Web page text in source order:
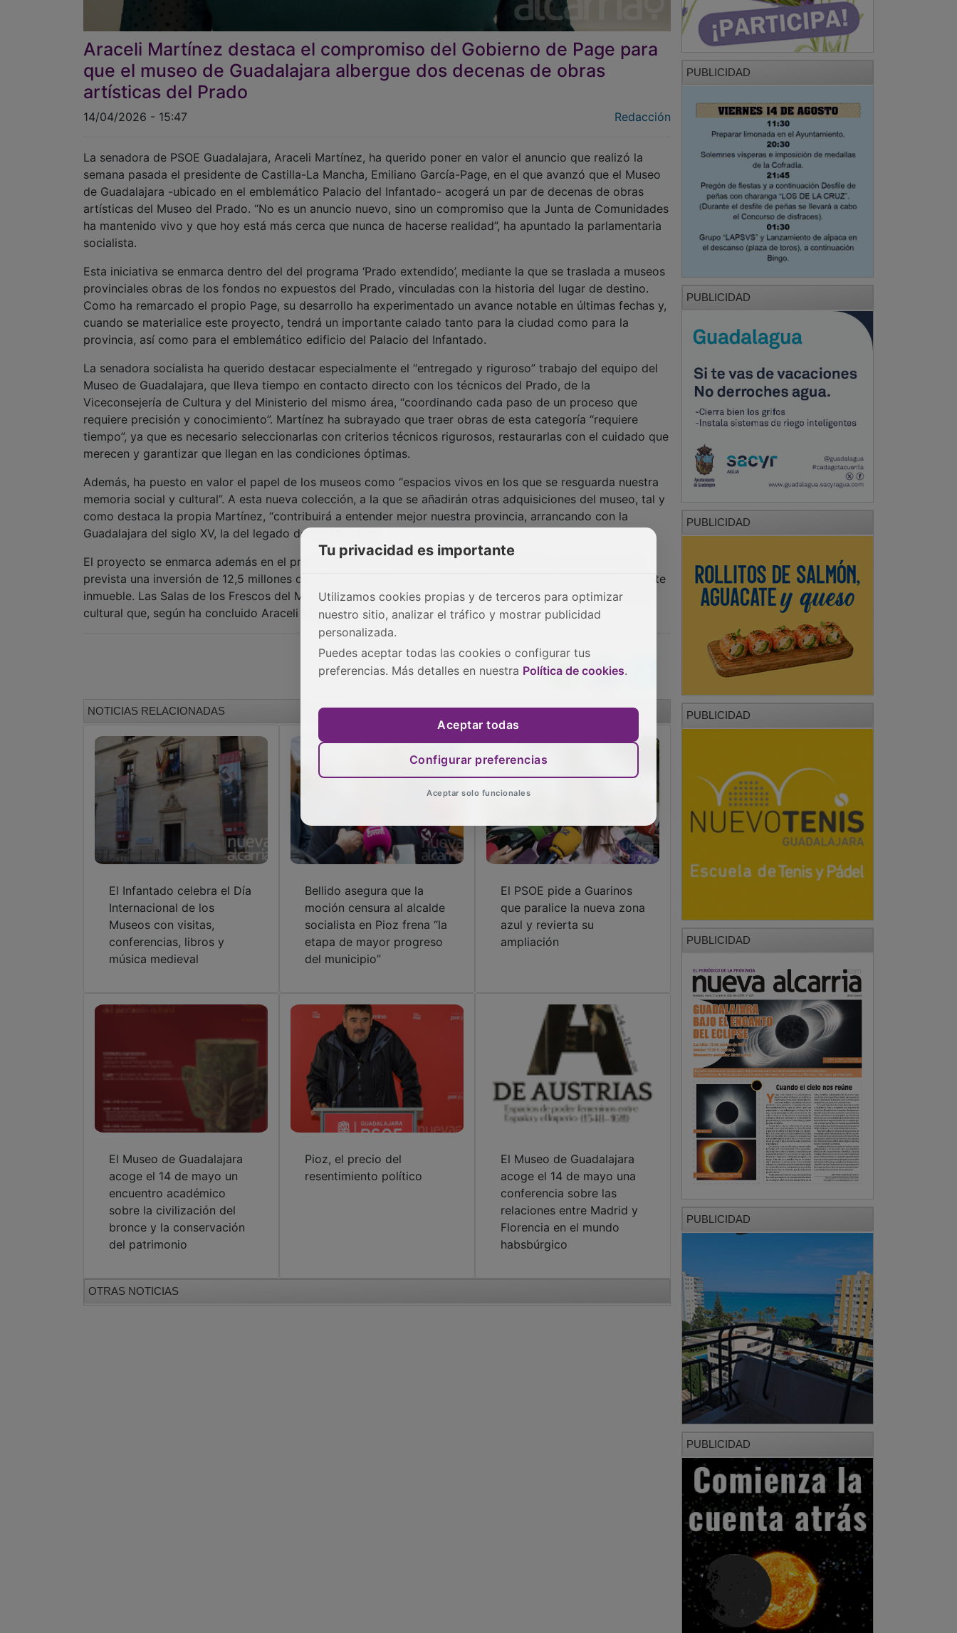
Araceli Martínez destaca el compromiso del Gobierno de Page para
que el museo de Guadalajara albergue dos decenas de obras
artísticas del Prado
14/04/2026 - 15:47 Redacción
La senadora de PSOE Guadalajara, Araceli Martínez, ha querido poner en valor el anuncio que realizó la
semana pasada el presidente de Castilla-La Mancha, Emiliano García-Page, en el que avanzó que el Museo
de Guadalajara -ubicado en el emblemático Palacio del Infantado- acogerá un par de decenas de obras
artísticas del Museo del Prado. “No es un anuncio nuevo, sino un compromiso que la Junta de Comunidades
ha mantenido vivo y que hoy está más cerca que nunca de hacerse realidad”, ha apuntado la parlamentaria
socialista.
Esta iniciativa se enmarca dentro del del programa ‘Prado extendido’, mediante la que se traslada a museos
provinciales obras de los fondos no expuestos del Prado, vinculadas con la historia del lugar de destino.
Como ha remarcado el propio Page, su desarrollo ha experimentado un avance notable en últimas fechas y,
cuando se materialice este proyecto, tendrá un importante calado tanto para la ciudad como para la
provincia, así como para el emblemático edificio del Palacio del Infantado.
La senadora socialista ha querido destacar especialmente el “entregado y riguroso” trabajo del equipo del
Museo de Guadalajara, que lleva tiempo en contacto directo con los técnicos del Prado, de la
Viceconsejería de Cultura y del Ministerio del mismo área, “coordinando cada paso de un proceso que
requiere precisión y conocimiento”. Martínez ha subrayado que traer obras de esta categoría “requiere
tiempo”, ya que es necesario seleccionarlas con criterios técnicos rigurosos, restaurarlas con el cuidado que
merecen y garantizar que llegan en las condiciones óptimas.
Además, ha puesto en valor el papel de los museos como “espacios vivos en los que se resguarda nuestra
memoria social y cultural”. A esta nueva colección, a la que se añadirán otras adquisiciones del museo, tal y
como destaca la propia Martínez, “contribuirá a entender mejor nuestra provincia, arrancando con la
Guadalajara del siglo XV, la del legado de los Mendoza”.
El proyecto se enmarca además en el proceso de renovación del Palacio del Infantado, para el que está
prevista una inversión de 12,5 millones de euros orientada a la reordenación y creación de espacios en este
inmueble. Las Salas de los Frescos del Museo de Guadalajara serán el escenario de esta nueva propuesta
cultural que, según ha concluido Araceli Martínez, “la espera, merecerá la pena”.
NOTICIAS RELACIONADAS
El Infantado celebra el Día
Internacional de los
Museos con visitas,
conferencias, libros y
música medieval
Bellido asegura que la
moción censura al alcalde
socialista en Pioz frena “la
etapa de mayor progreso
del municipio”
El PSOE pide a Guarinos
que paralice la nueva zona
azul y revierta su
ampliación
El Museo de Guadalajara
acoge el 14 de mayo un
encuentro académico
sobre la civilización del
bronce y la conservación
del patrimonio
Pioz, el precio del
resentimiento político
El Museo de Guadalajara
acoge el 14 de mayo una
conferencia sobre las
relaciones entre Madrid y
Florencia en el mundo
habsbúrgico
OTRAS NOTICIAS
PUBLICIDAD
PUBLICIDAD
PUBLICIDAD
PUBLICIDAD
PUBLICIDAD
PUBLICIDAD
PUBLICIDAD
Tu privacidad es importante
Utilizamos cookies propias y de terceros para optimizar
nuestro sitio, analizar el tráfico y mostrar publicidad
personalizada.
Puedes aceptar todas las cookies o configurar tus
preferencias. Más detalles en nuestra Política de cookies.
Aceptar todas
Configurar preferencias
Aceptar solo funcionales